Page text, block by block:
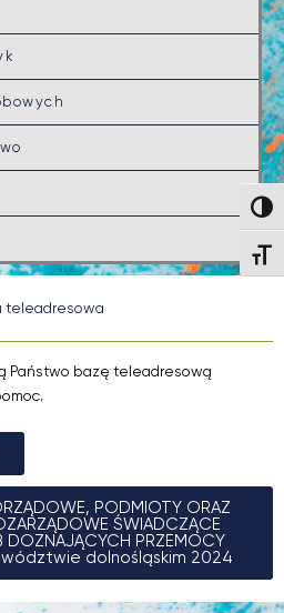
teleadresowa
Państwo bazę teleadresową
PODMIOTY ORAZ
ŚWIADCZĄCE
DOZNAJĄCYCH PRZEMOCY
dolnośląskim 2024